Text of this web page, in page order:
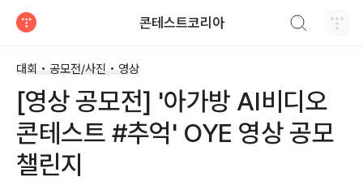
콘테스트코리아
대회 • 공모전/사진 • 영상
[영상 공모전] '아가방 AI비디오
콘테스트 #추억' OYE 영상 공모
챌린지